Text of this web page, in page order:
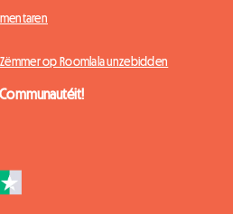
op Roomlala unzebidden